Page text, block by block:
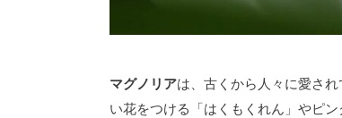
8.
まとめ
マグノリアは、古くから人々に愛さ
い花をつける「はくもくれん」やピ